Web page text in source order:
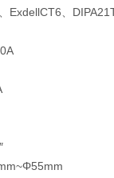
ExdellCT6、